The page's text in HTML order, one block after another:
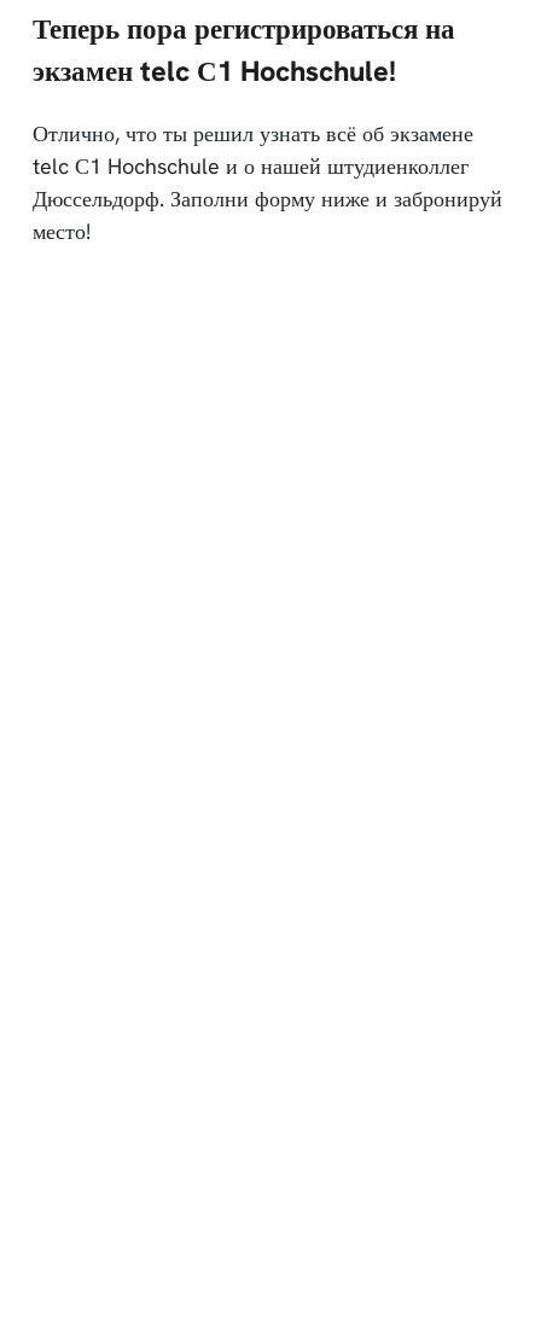
Теперь пора регистрироваться на
экзамен telc С1 Hochschule!
Отлично, что ты решил узнать всё об экзамене
telc С1 Hochschule и о нашей штудиенколлег
Дюссельдорф. Заполни форму ниже и забронируй
место!